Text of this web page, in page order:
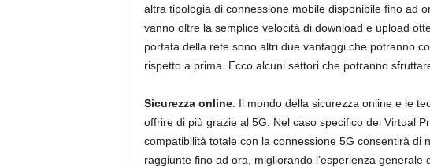
altra tipologia di connessione mobile disponibile fino ad
vanno oltre la semplice velocità di download e upload
portata della rete sono altri due vantaggi che potranno
rispetto a prima. Ecco alcuni settori che potranno
Sicurezza online. Il mondo della sicurezza online e le
offrire di più grazie al 5G. Nel caso specifico dei Virtual
compatibilità totale con la connessione 5G consentirà di
raggiunte fino ad ora, migliorando l’esperienza generale